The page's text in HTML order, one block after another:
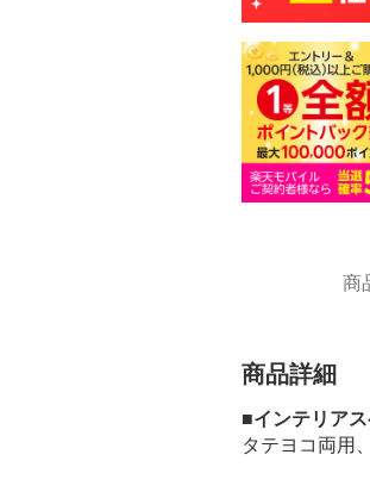
商
商品詳細
■インテリア
タテヨコ両用